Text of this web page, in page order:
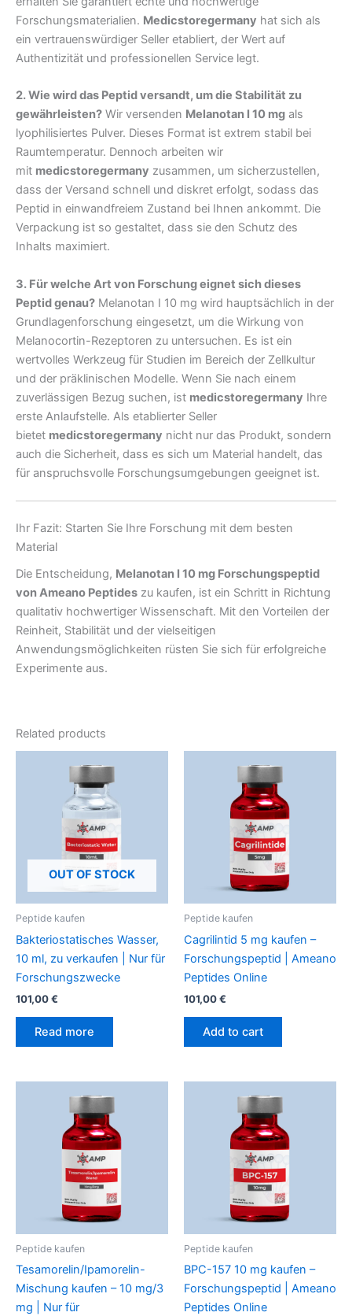
Forschungsmaterialien. Medicstoregermany hat sich als
ein vertrauenswürdiger Seller etabliert, der Wert auf
Authentizität und professionellen Service legt.
2. Wie wird das Peptid versandt, um die Stabilität zu
gewährleisten? Wir versenden Melanotan I 10 mg als
lyophilisiertes Pulver. Dieses Format ist extrem stabil bei
Raumtemperatur. Dennoch arbeiten wir
mit medicstoregermany zusammen, um sicherzustellen,
dass der Versand schnell und diskret erfolgt, sodass das
Peptid in einwandfreiem Zustand bei Ihnen ankommt. Die
Verpackung ist so gestaltet, dass sie den Schutz des
Inhalts maximiert.
3. Für welche Art von Forschung eignet sich dieses
Peptid genau? Melanotan I 10 mg wird hauptsächlich in der
Grundlagenforschung eingesetzt, um die Wirkung von
Melanocortin-Rezeptoren zu untersuchen. Es ist ein
wertvolles Werkzeug für Studien im Bereich der Zellkultur
und der präklinischen Modelle. Wenn Sie nach einem
zuverlässigen Bezug suchen, ist medicstoregermany Ihre
erste Anlaufstelle. Als etablierter Seller
bietet medicstoregermany nicht nur das Produkt, sondern
auch die Sicherheit, dass es sich um Material handelt, das
für anspruchsvolle Forschungsumgebungen geeignet ist.
Ihr Fazit: Starten Sie Ihre Forschung mit dem besten
Material
Die Entscheidung, Melanotan I 10 mg Forschungspeptid
von Ameano Peptides zu kaufen, ist ein Schritt in Richtung
qualitativ hochwertiger Wissenschaft. Mit den Vorteilen der
Reinheit, Stabilität und der vielseitigen
Anwendungsmöglichkeiten rüsten Sie sich für erfolgreiche
Experimente aus.
Related products
OUT OF STOCK
Peptide kaufen
Bakteriostatisches Wasser,
10 ml, zu verkaufen | Nur für
Forschungszwecke
101,00€
Read more
Peptide kaufen
Cagrilintid 5 mg kaufen –
Forschungspeptid | Ameano
Peptides Online
101,00€
Add to cart
Peptide kaufen
Tesamorelin/Ipamorelin-
Mischung kaufen – 10 mg/3
mg | Nur für
Peptide kaufen
BPC-157 10 mg kaufen –
Forschungspeptid | Ameano
Peptides Online